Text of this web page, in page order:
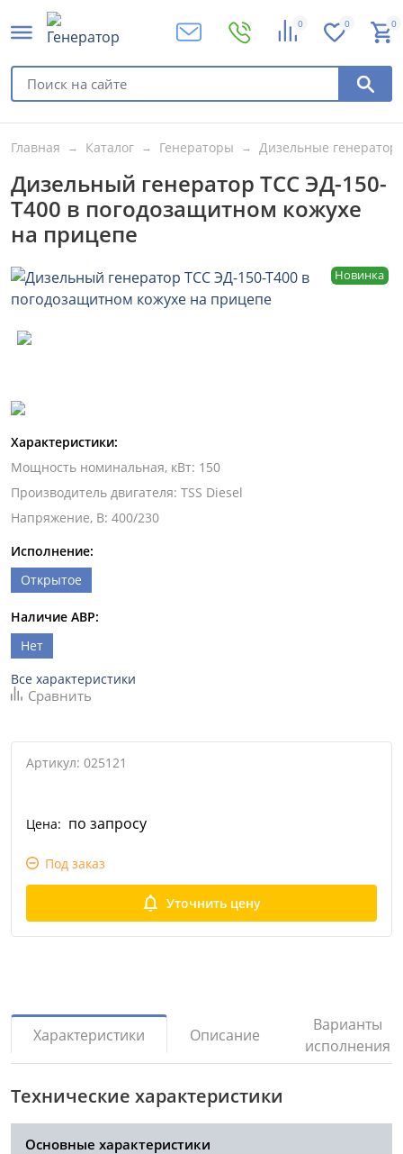
0 0 0
Главная Каталог Генераторы Дизельные
Дизельный генератор ТСС ЭД-150-
Т400 в погодозащитном кожухе
на прицепе
Новинка
Характеристики:
Мощность номинальная, кВт: 150
Производитель двигателя: TSS Diesel
Напряжение, В: 400/230
Исполнение:
Открытое
Наличие АВР:
Нет
Все характеристики
Сравнить
Артикул: 025121
Цена: по запросу
Под заказ
Уточнить цену
Характеристики Описание
Варианты
исполнения
Технические характеристики
Основные характеристики